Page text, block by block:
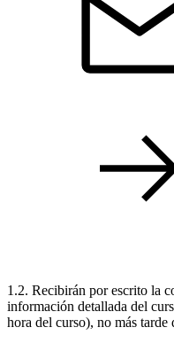
1.2. Recibirán por escrito la
información detallada del
hora del curso), no más